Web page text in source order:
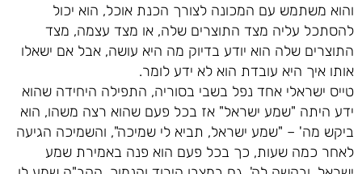
והוא משתמש עם המכונה לצורך הכנת אוכל, הוא יכול
להסתכל עליה מצד התוצרים שלה, או מצד עצמה, מצד
התוצרים שלה הוא יודע בדיוק מה היא עושה, אבל אם ישאלו
אותו איך היא עובדת הוא לא ידע לומר.
טייס ישראלי אחד נפל בשבי בסוריה, התפילה היחידה שהוא
ידע היתה "שמע ישראל" אז בכל פעם שהוא רצה משהו, הוא
ביקש מה' – "שמע ישראל, תביא לי שמיכה", והשמיכה הגיעה
לאחר כמה שעות, כך בכל פעם הוא פנה באמירת שמע